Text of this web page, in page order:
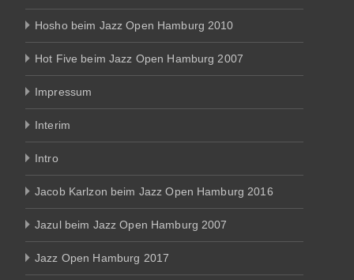
Hosho beim Jazz Open Hamburg 2010
Hot Five beim Jazz Open Hamburg 2007
Impressum
Interim
Intro
Jacob Karlzon beim Jazz Open Hamburg 2016
Jazul beim Jazz Open Hamburg 2007
Jazz Open Hamburg 2017